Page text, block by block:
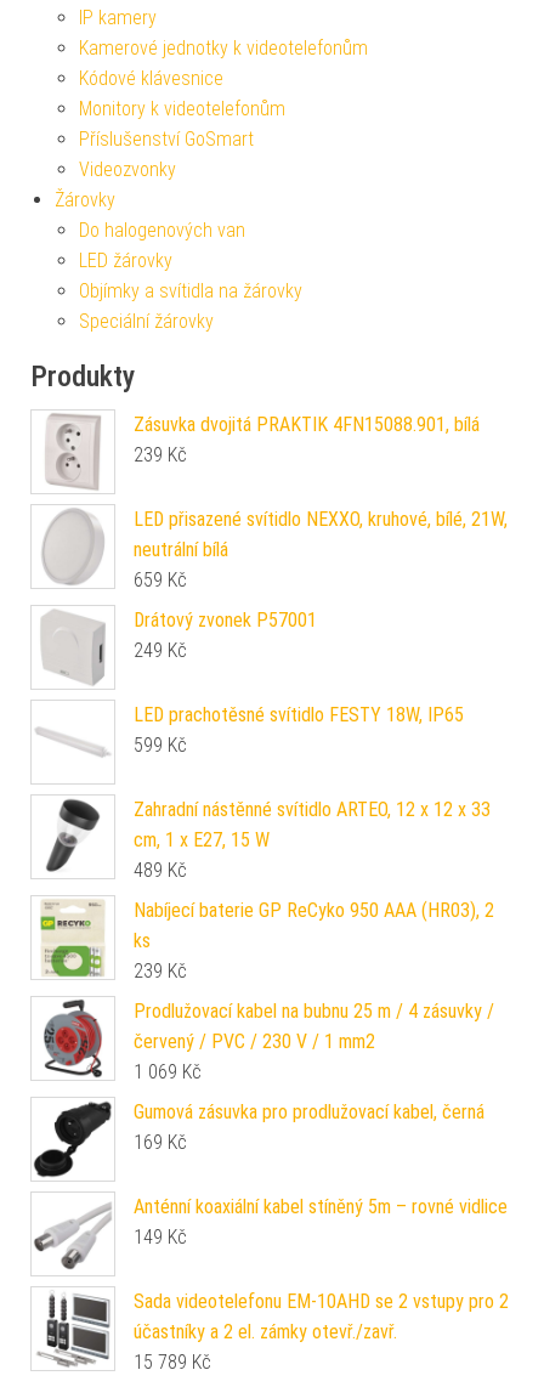
IP kamery
Kamerové jednotky k videotelefonům
Kódové klávesnice
Monitory k videotelefonům
Příslušenství GoSmart
Videozvonky
Žárovky
Do halogenových van
LED žárovky
Objímky a svítidla na žárovky
Speciální žárovky
Produkty
Zásuvka dvojitá PRAKTIK 4FN15088.901, bílá
239 Kč
LED přisazené svítidlo NEXXO, kruhové, bílé, 21W,
neutrální bílá
659 Kč
Drátový zvonek P57001
249 Kč
LED prachotěsné svítidlo FESTY 18W, IP65
599 Kč
Zahradní nástěnné svítidlo ARTEO, 12 x 12 x 33
cm, 1 x E27, 15 W
489 Kč
Nabíjecí baterie GP ReCyko 950 AAA (HR03), 2
ks
239 Kč
Prodlužovací kabel na bubnu 25 m / 4 zásuvky /
červený / PVC / 230 V / 1 mm2
1 069 Kč
Gumová zásuvka pro prodlužovací kabel, černá
169 Kč
Anténní koaxiální kabel stíněný 5m – rovné vidlice
149 Kč
Sada videotelefonu EM-10AHD se 2 vstupy pro 2
účastníky a 2 el. zámky otevř./zavř.
15 789 Kč